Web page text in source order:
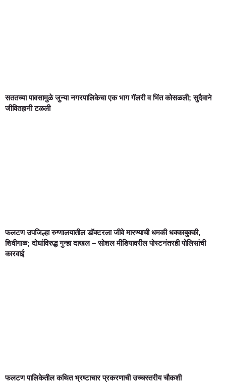
सततच्या पावसामुळे जुन्या नगरपालिकेचा एक भाग गॅलरी व भिंत कोसळली; सुदैवाने
जीवितहानी टळली
फलटण उपजिल्हा रुग्णालयातील डॉक्टरला जीवे मारण्याची धमकी धक्काबुक्की,
शिवीगाळ; दोघांविरुद्ध गुन्हा दाखल – सोशल मीडियावरील पोस्टनंतरही पोलिसांची
कारवाई
फलटण पालिकेतील कथित भ्रष्टाचार प्रकरणाची उच्चस्तरीय चौकशी